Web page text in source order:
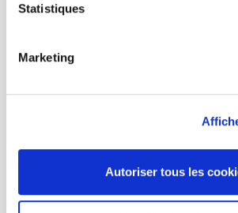
Statistiques
Marketing
Autoriser tous les
FOREIGN RIGHTS
CONDITIONS GÉNÉRALES
MON COMPTE
À paraître
4 sept. 2026